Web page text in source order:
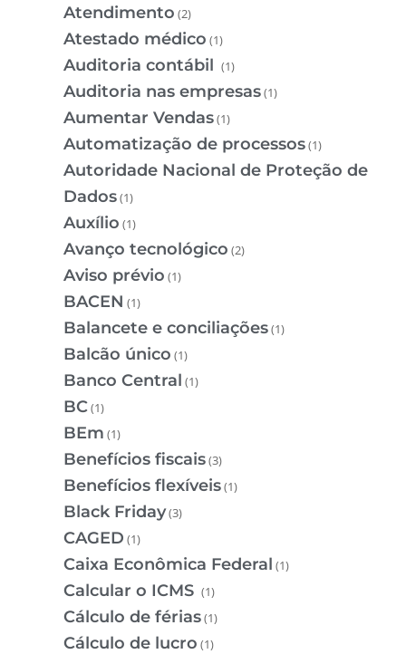
Atendimento (2)
Atestado médico (1)
Auditoria contábil (1)
Auditoria nas empresas(1)
Aumentar Vendas(1)
Automatização de processos(1)
Autoridade Nacional de Proteção de
Dados(1)
Auxílio (1)
Avanço tecnológico (2)
Aviso prévio (1)
BACEN (1)
Balancete e conciliações(1)
Balcão único (1)
Banco Central (1)
BC(1)
BEm (1)
Benefícios fiscais(3)
Benefícios flexíveis(1)
Black Friday(3)
CAGED (1)
Caixa Econômica Federal (1)
Calcular o ICMS (1)
Cálculo de férias(1)
Cálculo de lucro (1)